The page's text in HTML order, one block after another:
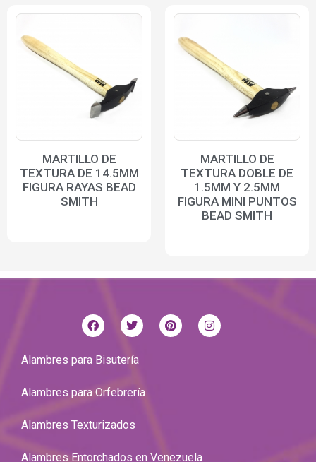
MARTILLO DE
TEXTURA DE 14.5MM
FIGURA RAYAS BEAD
SMITH
MARTILLO DE
TEXTURA DOBLE DE
1.5MM Y 2.5MM
FIGURA MINI PUNTOS
BEAD SMITH
Alambres para Bisutería
Alambres para Orfebrería
Alambres Texturizados
Alambres Entorchados en Venezuela